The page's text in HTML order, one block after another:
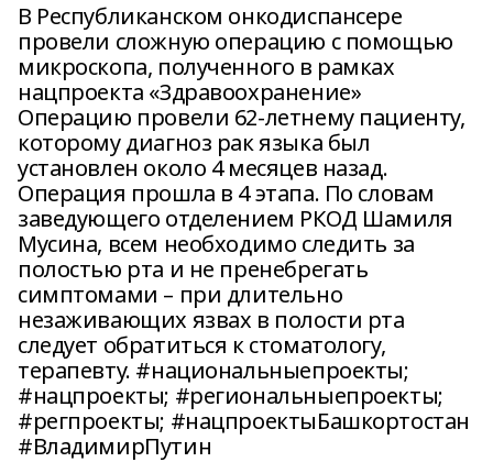
В Республиканском онкодиспансере
провели сложную операцию с помощью
микроскопа, полученного в рамках
нацпроекта «Здравоохранение»
Операцию провели 62-летнему пациенту,
которому диагноз рак языка был
установлен около 4 месяцев назад.
Операция прошла в 4 этапа. По словам
заведующего отделением РКОД Шамиля
Мусина, всем необходимо следить за
полостью рта и не пренебрегать
симптомами – при длительно
незаживающих язвах в полости рта
следует обратиться к стоматологу,
терапевту. #национальныепроекты;
#нацпроекты; #региональныепроекты;
#регпроекты; #нацпроектыБашкортостан
#ВладимирПутин